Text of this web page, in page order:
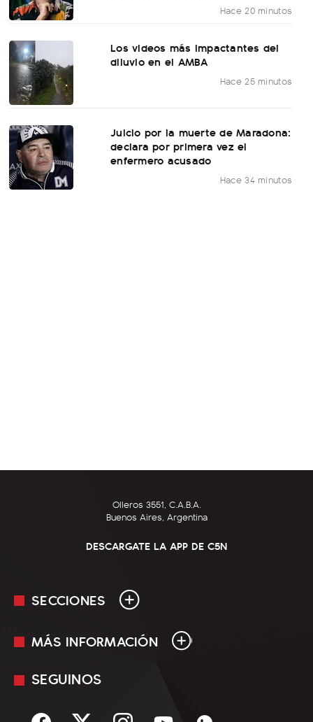
Hace 20 minutos
Los videos más impactantes del
diluvio en el AMBA
Hace 25 minutos
Juicio por la muerte de Maradona:
declara por primera vez el
enfermero acusado
Hace 34 minutos
Olleros 3551, C.A.B.A.
Buenos Aires, Argentina
DESCARGATE LA APP DE C5N
SECCIONES
En Vivo
MÁS INFORMACIÓN
Mediakit
Términos y condiciones
SEGUINOS